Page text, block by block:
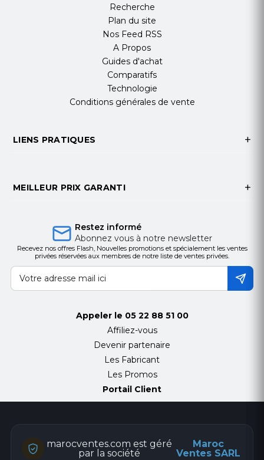
Recherche
Plan du site
Nos Feed RSS
A Propos
Guides d'achat
Comparatifs
Technologie
Conditions générales de vente
LIENS PRATIQUES
MEILLEUR PRIX GARANTI
Restez informé
Abonnez vous à notre newsletter
Recevez nos offres Flash, Nouvelles promotions et spécialement les ventes
privées réservées aux membres de notre liste de ventes privées.
Appeler le 05 22 88 51 00
Affiliez-vous
Devenir partenaire
Les Fabricant
Les Promos
Portail Client
marocventes.com est géré
par la société
Maroc
Ventes SARL